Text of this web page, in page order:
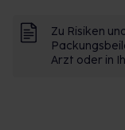
Zu Risiken
Arzt oder in